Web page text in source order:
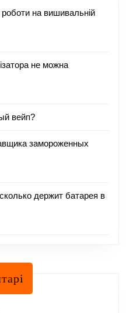
на вишивальній
не можна
вейп?
замороженных
держит батарея в